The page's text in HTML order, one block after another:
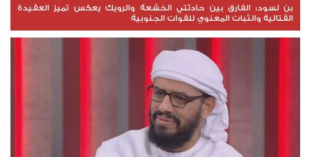
بن لسود: الفارق بين حادثتي الخشعة والرويك يعكس تميز العقيدة
القتالية والثبات المعنوي للقوات الجنوبية